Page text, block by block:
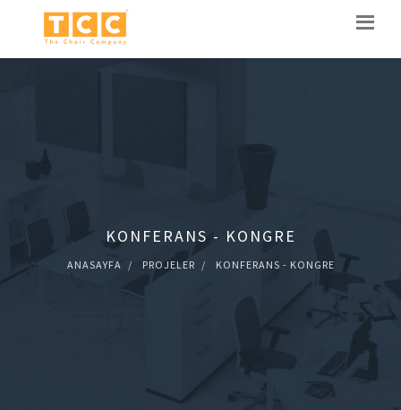
KONFERANS - KONGRE
ANASAYFA PROJELER KONFERANS - KONGRE